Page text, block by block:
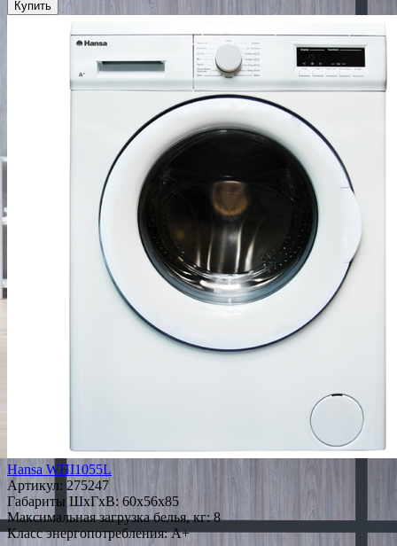
Купить
Hansa WHI1055L
Артикул: 275247
Габариты ШxГxВ: 60x56x85
Максимальная загрузка белья, кг: 8
Класс энергопотребления: A+